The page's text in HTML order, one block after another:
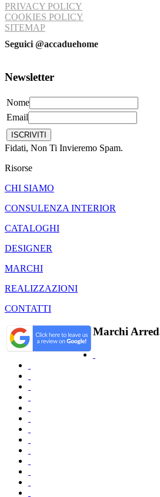
PRIVACY POLICY
COOKIES POLICY
SITEMAP
Seguici @accaduehome
Newsletter
Nome
Email
Fidati, Non Ti Invieremo Spam.
Risorse
CHI SIAMO
CONSULENZA INTERIOR
CATALOGHI
DESIGNER
MARCHI
REALIZZAZIONI
CONTATTI
Marchi